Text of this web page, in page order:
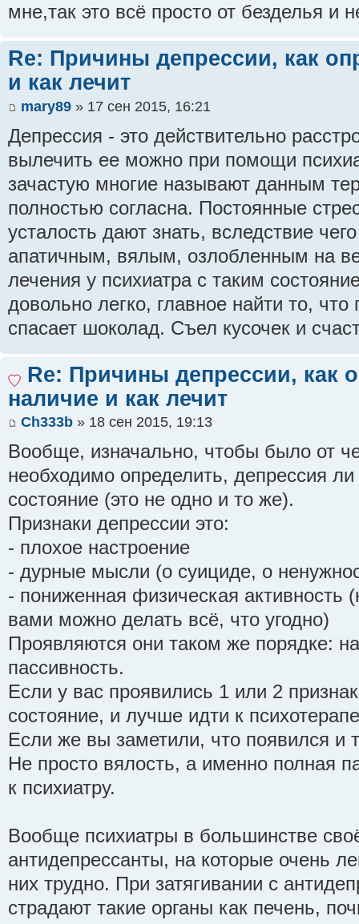
мне,так это всё просто от безделья и
Re: Причины депрессии, как
и как лечит
mary89 » 17 сен 2015, 16:21
Депрессия - это действительно
вылечить ее можно при помощи
зачастую многие называют данным
полностью согласна. Постоянные
усталость дают знать, вследствие
апатичным, вялым, озлобленным на
лечения у психиатра с таким
довольно легко, главное найти то,
спасает шоколад. Съел кусочек и
Re: Причины депрессии, как
наличие и как лечит
Ch333b » 18 сен 2015, 19:13
Вообще, изначально, чтобы было от
необходимо определить, депрессия
состояние (это не одно и то же).
Признаки депрессии это:
- плохое настроение
- дурные мысли (о суициде, о
- пониженная физическая активность
вами можно делать всё, что угодно)
Проявляются они таком же порядке:
пассивность.
Если у вас проявились 1 или 2
состояние, и лучше идти к
Если же вы заметили, что появился и
Не просто вялость, а именно полная
к психиатру.
Вообще психиатры в большинстве
антидепрессанты, на которые очень
них трудно. При затягивании с
страдают такие органы как печень,